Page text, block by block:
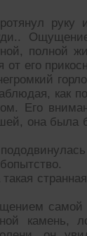
руку
полной
от его
как
Его
она была
самой
камень,